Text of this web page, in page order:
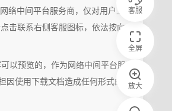
客服
全屏
放大
络中间平台服务商，仅对用户上
击联系右侧客服图标，依法按向
以预览的，作为网络中间平台服
使用下载文档造成任何形式的